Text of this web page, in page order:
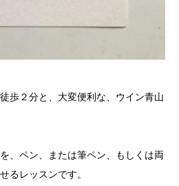
歩２分と、大変便利な、ウイン青山
、ペン、または筆ペン、もしくは両
るレッスンです。